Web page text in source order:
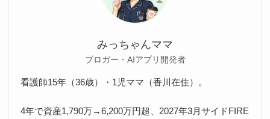
みっちゃんママ
ブロガー・AIアプリ開発者
看護師15年（36歳）・1児ママ（香川在住）。
4年で資産1,790万→6,200万円超、2027年3月サイドFIRE